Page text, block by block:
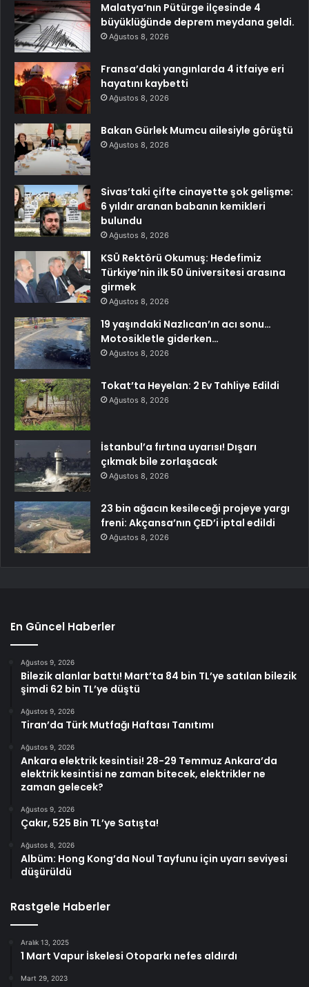
Malatya’nın Pütürge ilçesinde 4
büyüklüğünde deprem meydana geldi.
Ağustos 8, 2026
Fransa’daki yangınlarda 4 itfaiye eri
hayatını kaybetti
Ağustos 8, 2026
Bakan Gürlek Mumcu ailesiyle görüştü
Ağustos 8, 2026
Sivas’taki çifte cinayette şok gelişme:
6 yıldır aranan babanın kemikleri
bulundu
Ağustos 8, 2026
KSÜ Rektörü Okumuş: Hedefimiz
Türkiye’nin ilk 50 üniversitesi arasına
girmek
Ağustos 8, 2026
19 yaşındaki Nazlıcan’ın acı sonu…
Motosikletle giderken…
Ağustos 8, 2026
Tokat’ta Heyelan: 2 Ev Tahliye Edildi
Ağustos 8, 2026
İstanbul’a fırtına uyarısı! Dışarı
çıkmak bile zorlaşacak
Ağustos 8, 2026
23 bin ağacın kesileceği projeye yargı
freni: Akçansa’nın ÇED’i iptal edildi
Ağustos 8, 2026
En Güncel Haberler
Ağustos 9, 2026
Bilezik alanlar battı! Mart’ta 84 bin TL’ye satılan bilezik
şimdi 62 bin TL’ye düştü
Ağustos 9, 2026
Tiran’da Türk Mutfağı Haftası Tanıtımı
Ağustos 9, 2026
Ankara elektrik kesintisi! 28-29 Temmuz Ankara’da
elektrik kesintisi ne zaman bitecek, elektrikler ne
zaman gelecek?
Ağustos 9, 2026
Çakır, 525 Bin TL’ye Satışta!
Ağustos 8, 2026
Albüm: Hong Kong’da Noul Tayfunu için uyarı seviyesi
düşürüldü
Rastgele Haberler
Aralık 13, 2025
1 Mart Vapur İskelesi Otoparkı nefes aldırdı
Mart 29, 2023